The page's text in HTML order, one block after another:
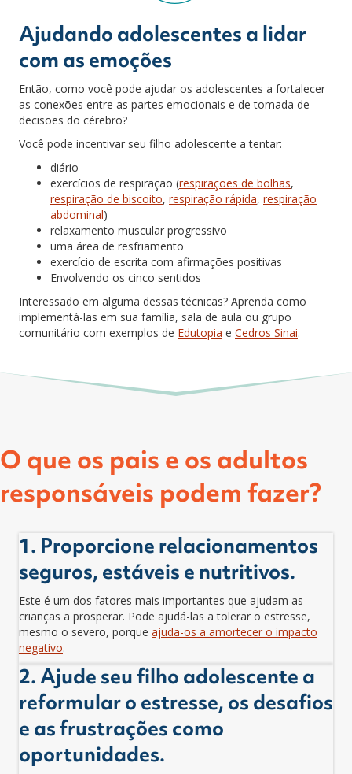
Ajudando adolescentes a lidar
com as emoções
Então, como você pode ajudar os adolescentes a fortalecer
as conexões entre as partes emocionais e de tomada de
decisões do cérebro?
Você pode incentivar seu filho adolescente a tentar:
diário
exercícios de respiração (respirações de bolhas,
respiração de biscoito, respiração rápida, respiração
abdominal)
relaxamento muscular progressivo
uma área de resfriamento
exercício de escrita com afirmações positivas
Envolvendo os cinco sentidos
Interessado em alguma dessas técnicas? Aprenda como
implementá-las em sua família, sala de aula ou grupo
comunitário com exemplos de Edutopia e Cedros Sinai.
O que os pais e os adultos
responsáveis podem fazer?
1. Proporcione relacionamentos
seguros, estáveis e nutritivos.
Este é um dos fatores mais importantes que ajudam as
crianças a prosperar. Pode ajudá-las a tolerar o estresse,
mesmo o severo, porque ajuda-os a amortecer o impacto
negativo.
2. Ajude seu filho adolescente a
reformular o estresse, os desafios
e as frustrações como
oportunidades.